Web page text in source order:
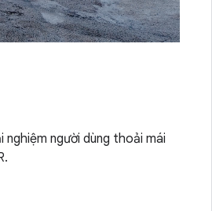
người dùng thoải mái